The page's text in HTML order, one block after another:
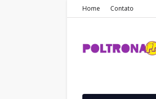
Home Contato